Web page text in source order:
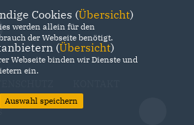
Cookies (Übersicht)
werden allein für den
der Webseite benötigt.
(Übersicht)
Webseite binden wir Dienste und
ein.
Auswahl speichern